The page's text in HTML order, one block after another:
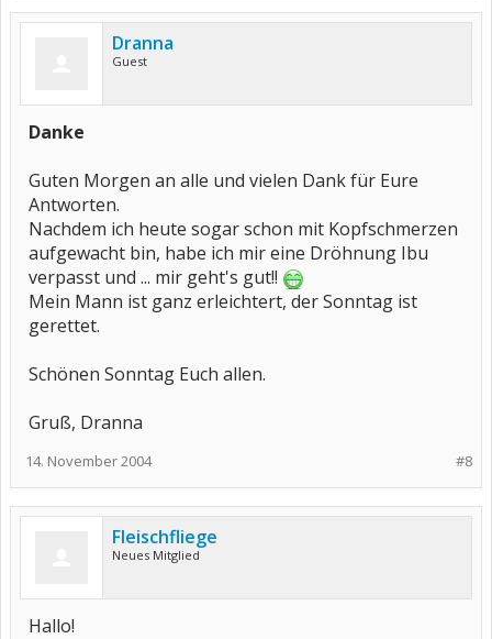
Dranna
Guest
Danke
Guten Morgen an alle und vielen Dank für Eure
Antworten.
Nachdem ich heute sogar schon mit Kopfschmerzen
aufgewacht bin, habe ich mir eine Dröhnung Ibu
verpasst und ... mir geht's gut!!
Mein Mann ist ganz erleichtert, der Sonntag ist
gerettet.
Schönen Sonntag Euch allen.
Gruß, Dranna
#8
14. November 2004
Fleischfliege
Neues Mitglied
Hallo!